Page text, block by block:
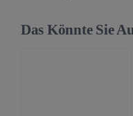
Das Könnte Sie